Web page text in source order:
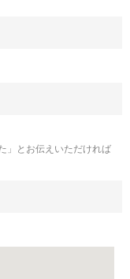
」とお伝えいただければ